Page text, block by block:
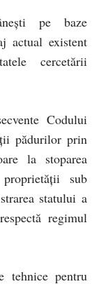
pe baze
actual existent
cercetării
Codului
pădurilor prin
la stoparea
sub
statului a
regimul
tehnice pentru